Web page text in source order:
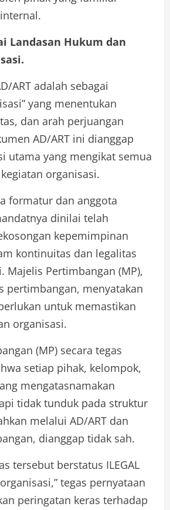
Landasan Hukum dan
ART adalah sebagai
yang menentukan
dan arah perjuangan
AD/ART ini dianggap
utama yang mengikat semua
organisasi.
formatur dan anggota
dinilai telah
kepemimpinan
kontinuitas dan legalitas
Majelis Pertimbangan (MP),
pertimbangan, menyatakan
untuk memastikan
organisasi.
(MP) secara tegas
setiap pihak, kelompok,
mengatasnamakan
tidak tunduk pada struktur
melalui AD/ART dan
dianggap tidak sah.
tersebut berstatus ILEGAL
tegas pernyataan
peringatan keras terhadap